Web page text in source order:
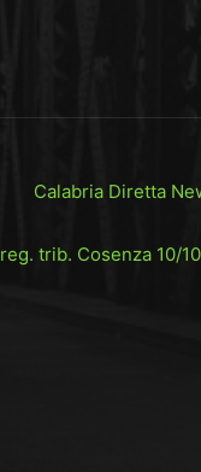
Calabria Diretta
reg. trib. Cosenza 10/